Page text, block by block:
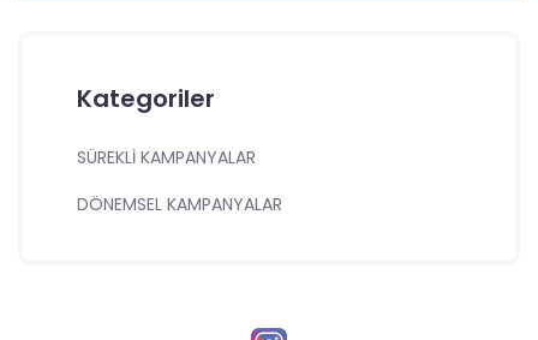
Kategoriler
SÜREKLİ KAMPANYALAR
DÖNEMSEL KAMPANYALAR